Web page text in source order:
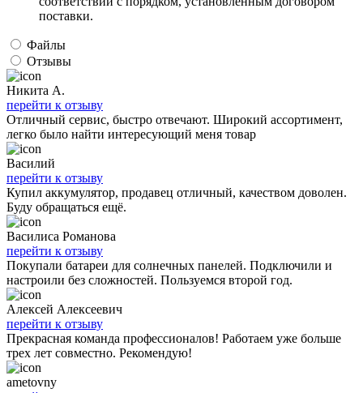
поставки.
Файлы
Отзывы
Никита А.
перейти к отзыву
Отличный сервис, быстро отвечают. Широкий ассортимент,
легко было найти интересующий меня товар
Василий
перейти к отзыву
Купил аккумулятор, продавец отличный, качеством доволен.
Буду обращаться ещё.
Василиса Романова
перейти к отзыву
Покупали батареи для солнечных панелей. Подключили и
настроили без сложностей. Пользуемся второй год.
Алексей Алексеевич
перейти к отзыву
Прекрасная команда профессионалов! Работаем уже больше
трех лет совместно. Рекомендую!
ametovny